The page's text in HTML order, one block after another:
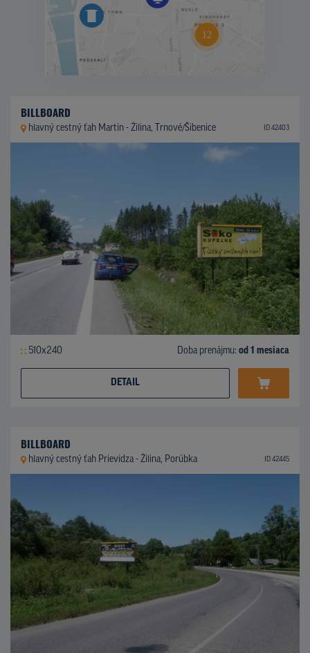
BILLBOARD
hlavný cestný ťah Martin - Žilina, Trnové/Šibenice ID 42403
510x240 Doba prenájmu: od 1 mesiaca
DETAIL
BILLBOARD
hlavný cestný ťah Prievidza - Žilina, Porúbka ID 42445